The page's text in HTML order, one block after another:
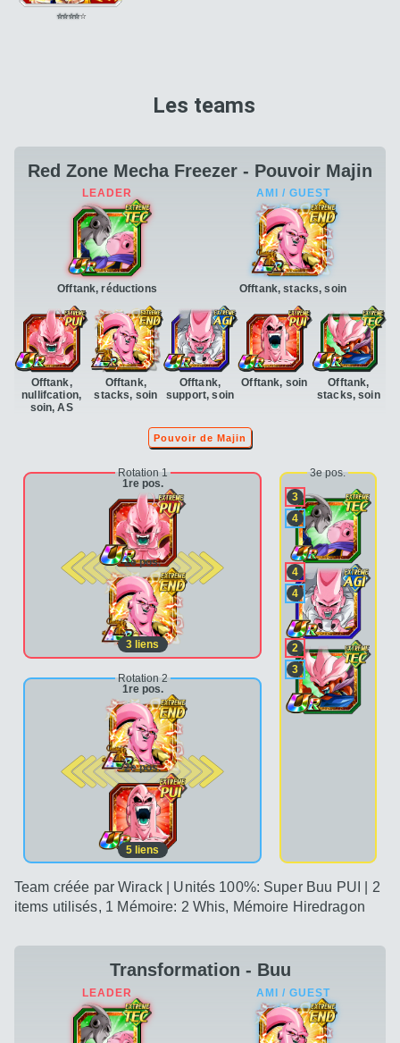
⭐⭐⭐⭐⭐
Les teams
Red Zone Mecha Freezer - Pouvoir Majin
Offtank, réductions
Offtank,
nullifcation,
soin, AS
Offtank,
stacks, soin
Offtank,
support, soin
Offtank, soin
Offtank,
stacks, soin
Offtank, stacks, soin
Pouvoir de Majin
Rotation 1
1re pos.
2e pos.
3 liens
Rotation 2
1re pos.
2e pos.
5 liens
3e pos.
3
4
4
4
2
3
Team créée par Wirack | Unités 100%: Super Buu PUI | 2
items utilisés, 1 Mémoire: 2 Whis, Mémoire Hiredragon
Transformation - Buu